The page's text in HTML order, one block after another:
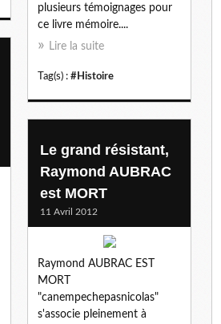
plusieurs témoignages pour
ce livre mémoire....
Lire la suite
Tag(s) : #Histoire
Le grand résistant,
Raymond AUBRAC
est MORT
11 Avril 2012
Raymond AUBRAC EST
MORT
"canempechepasnicolas"
s'associe pleinement à